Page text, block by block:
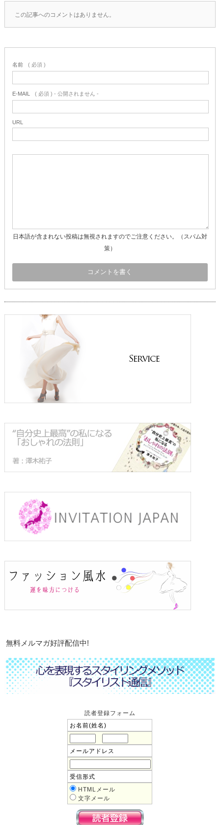
この記事へのコメントはありません。
名前 ( 必須 )
E-MAIL ( 必須 ) - 公開されません -
URL
日本語が含まれない投稿は無視されますのでご注意ください。（スパム対
策）
無料メルマガ好評配信中!
読者登録フォーム
お名前(姓名)
メールアドレス
受信形式
HTMLメール
文字メール